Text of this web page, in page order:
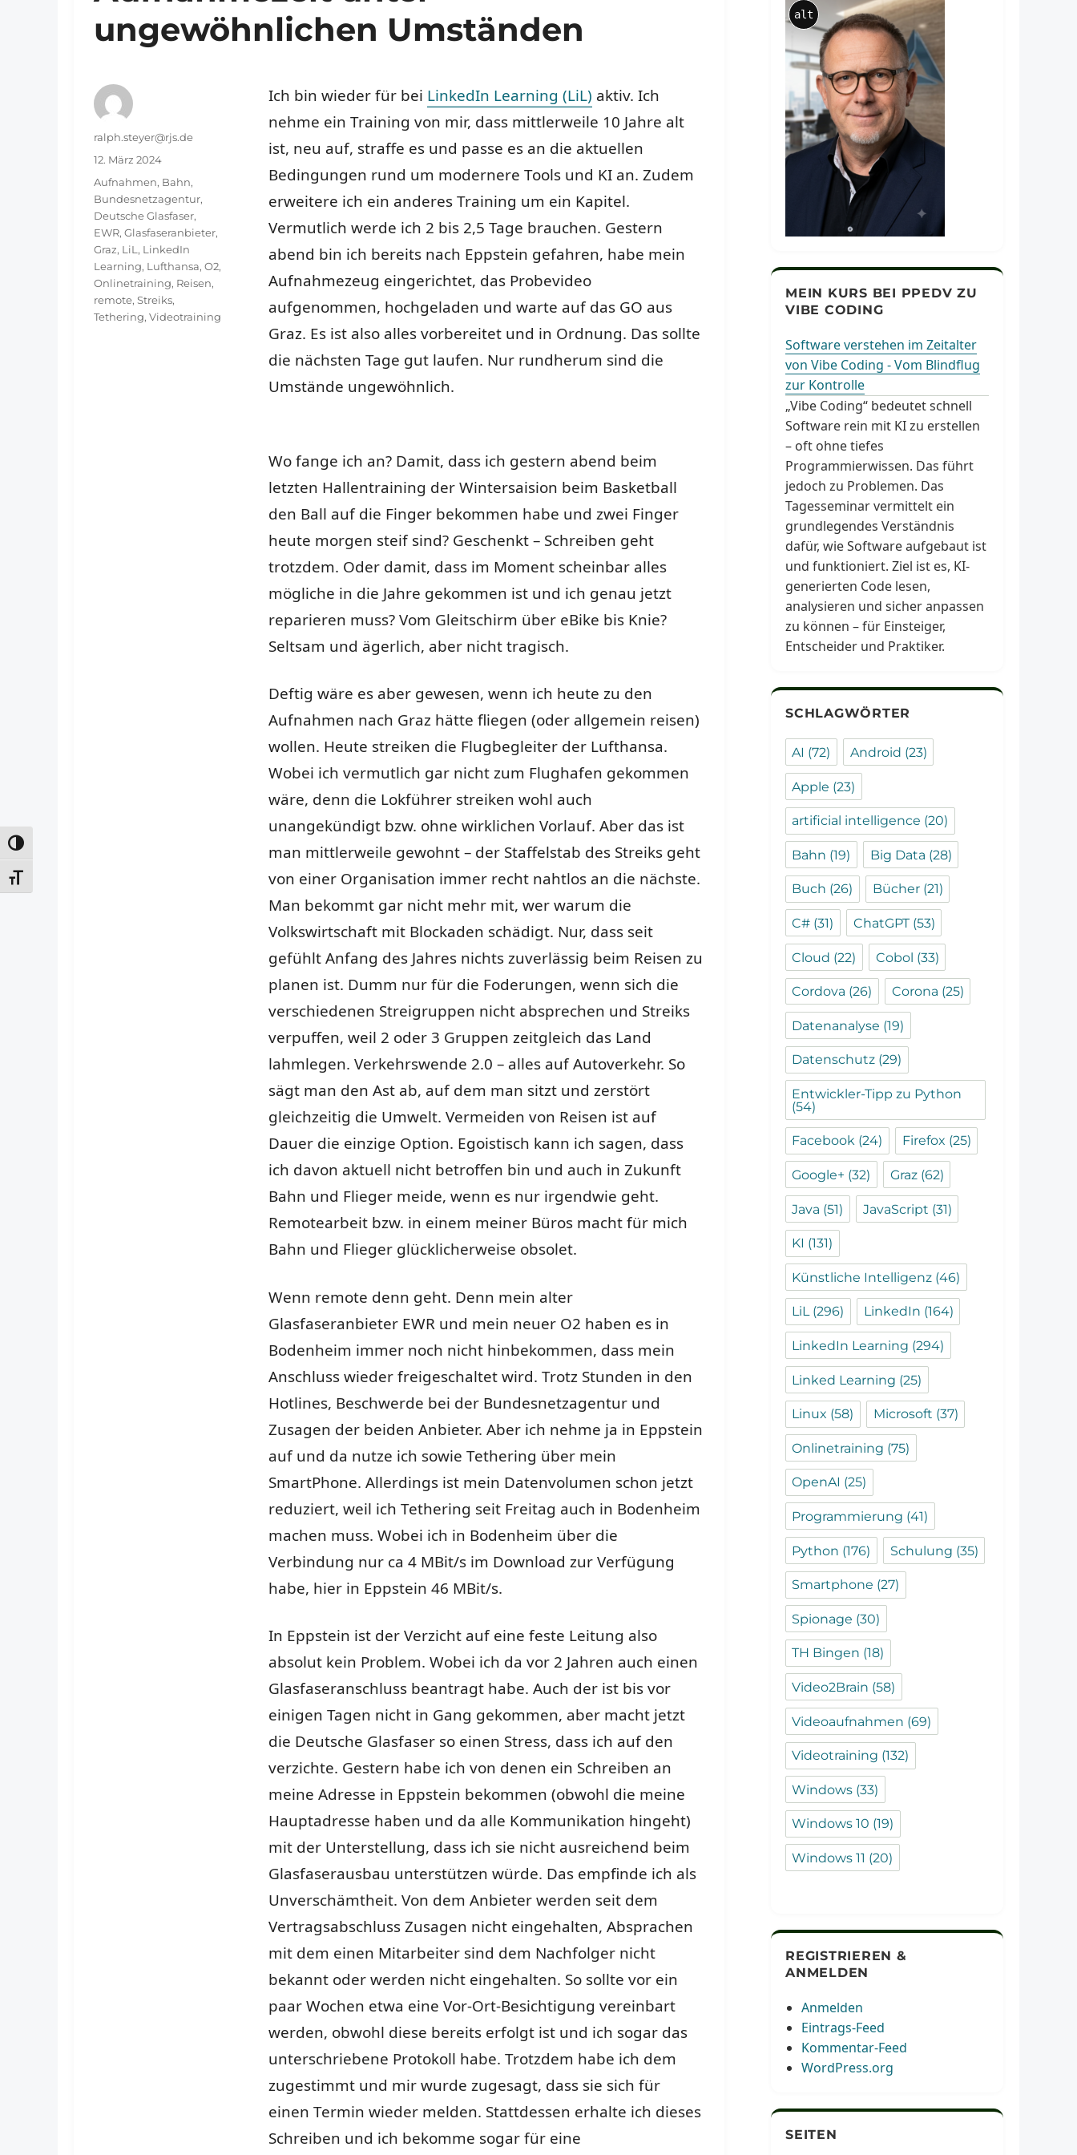
UMSCHALTEN AUF HOHE KONTRASTE
SCHRIFT VERGRÖSSERN
ungewöhnlichen Umständen
Ich bin wieder für bei LinkedIn Learning (LiL) aktiv. Ich
nehme ein Training von mir, dass mittlerweile 10 Jahre alt
ist, neu auf, straffe es und passe es an die aktuellen
Bedingungen rund um modernere Tools und KI an. Zudem
erweitere ich ein anderes Training um ein Kapitel.
Vermutlich werde ich 2 bis 2,5 Tage brauchen. Gestern
abend bin ich bereits nach Eppstein gefahren, habe mein
Aufnahmezeug eingerichtet, das Probevideo
aufgenommen, hochgeladen und warte auf das GO aus
Graz. Es ist also alles vorbereitet und in Ordnung. Das sollte
die nächsten Tage gut laufen. Nur rundherum sind die
Umstände ungewöhnlich.
Wo fange ich an? Damit, dass ich gestern abend beim
letzten Hallentraining der Wintersaision beim Basketball
den Ball auf die Finger bekommen habe und zwei Finger
heute morgen steif sind? Geschenkt – Schreiben geht
trotzdem. Oder damit, dass im Moment scheinbar alles
mögliche in die Jahre gekommen ist und ich genau jetzt
reparieren muss? Vom Gleitschirm über eBike bis Knie?
Seltsam und ägerlich, aber nicht tragisch.
Deftig wäre es aber gewesen, wenn ich heute zu den
Aufnahmen nach Graz hätte fliegen (oder allgemein reisen)
wollen. Heute streiken die Flugbegleiter der Lufthansa.
Wobei ich vermutlich gar nicht zum Flughafen gekommen
wäre, denn die Lokführer streiken wohl auch
unangekündigt bzw. ohne wirklichen Vorlauf. Aber das ist
man mittlerweile gewohnt – der Staffelstab des Streiks geht
von einer Organisation immer recht nahtlos an die nächste.
Man bekommt gar nicht mehr mit, wer warum die
Volkswirtschaft mit Blockaden schädigt. Nur, dass seit
gefühlt Anfang des Jahres nichts zuverlässig beim Reisen zu
planen ist. Dumm nur für die Foderungen, wenn sich die
verschiedenen Streigruppen nicht absprechen und Streiks
verpuffen, weil 2 oder 3 Gruppen zeitgleich das Land
lahmlegen. Verkehrswende 2.0 – alles auf Autoverkehr. So
sägt man den Ast ab, auf dem man sitzt und zerstört
gleichzeitig die Umwelt. Vermeiden von Reisen ist auf
Dauer die einzige Option. Egoistisch kann ich sagen, dass
ich davon aktuell nicht betroffen bin und auch in Zukunft
Bahn und Flieger meide, wenn es nur irgendwie geht.
Remotearbeit bzw. in einem meiner Büros macht für mich
Bahn und Flieger glücklicherweise obsolet.
Wenn remote denn geht. Denn mein alter
Glasfaseranbieter EWR und mein neuer O2 haben es in
Bodenheim immer noch nicht hinbekommen, dass mein
Anschluss wieder freigeschaltet wird. Trotz Stunden in den
Hotlines, Beschwerde bei der Bundesnetzagentur und
Zusagen der beiden Anbieter. Aber ich nehme ja in Eppstein
auf und da nutze ich sowie Tethering über mein
SmartPhone. Allerdings ist mein Datenvolumen schon jetzt
reduziert, weil ich Tethering seit Freitag auch in Bodenheim
machen muss. Wobei ich in Bodenheim über die
Verbindung nur ca 4 MBit/s im Download zur Verfügung
habe, hier in Eppstein 46 MBit/s.
In Eppstein ist der Verzicht auf eine feste Leitung also
absolut kein Problem. Wobei ich da vor 2 Jahren auch einen
Glasfaseranschluss beantragt habe. Auch der ist bis vor
einigen Tagen nicht in Gang gekommen, aber macht jetzt
die Deutsche Glasfaser so einen Stress, dass ich auf den
verzichte. Gestern habe ich von denen ein Schreiben an
meine Adresse in Eppstein bekommen (obwohl die meine
Hauptadresse haben und da alle Kommunikation hingeht)
mit der Unterstellung, dass ich sie nicht ausreichend beim
Glasfaserausbau unterstützen würde. Das empfinde ich als
Unverschämtheit. Von dem Anbieter werden seit dem
Vertragsabschluss Zusagen nicht eingehalten, Absprachen
mit dem einen Mitarbeiter sind dem Nachfolger nicht
bekannt oder werden nicht eingehalten. So sollte vor ein
paar Wochen etwa eine Vor-Ort-Besichtigung vereinbart
werden, obwohl diese bereits erfolgt ist und ich sogar das
unterschriebene Protokoll habe. Trotzdem habe ich dem
zugestimmt und mir wurde zugesagt, dass sie sich für
einen Termin wieder melden. Stattdessen erhalte ich dieses
Schreiben und ich bekomme sogar für eine
Autor
ralph.steyer@rjs.de
Veröffentlicht
am
12. März 2024
Schlagwörter
Aufnahmen, Bahn,
Bundesnetzagentur,
Deutsche Glasfaser,
EWR, Glasfaseranbieter,
Graz, LiL, LinkedIn
Learning, Lufthansa, O2,
Onlinetraining, Reisen,
remote, Streiks,
Tethering, Videotraining
alt
MEIN KURS BEI PPEDV ZU
VIBE CODING
Software verstehen im Zeitalter
von Vibe Coding - Vom Blindflug
zur Kontrolle
„Vibe Coding“ bedeutet schnell
Software rein mit KI zu erstellen
– oft ohne tiefes
Programmierwissen. Das führt
jedoch zu Problemen. Das
Tagesseminar vermittelt ein
grundlegendes Verständnis
dafür, wie Software aufgebaut ist
und funktioniert. Ziel ist es, KI-
generierten Code lesen,
analysieren und sicher anpassen
zu können – für Einsteiger,
Entscheider und Praktiker.
SCHLAGWÖRTER
AI (72) Android (23)
Apple (23)
artificial intelligence (20)
Bahn (19) Big Data (28)
Buch (26) Bücher(21)
C# (31) ChatGPT(53)
Cloud (22) Cobol (33)
Cordova (26) Corona (25)
Datenanalyse (19)
Datenschutz (29)
Entwickler-Tipp zu Python
(54)
Facebook (24) Firefox (25)
Google+ (32) Graz(62)
Java (51) JavaScript (31)
KI (131)
Künstliche Intelligenz (46)
LiL(296) LinkedIn (164)
LinkedIn Learning (294)
Linked Learning (25)
Linux (58) Microsoft (37)
Onlinetraining (75)
OpenAI (25)
Programmierung (41)
Python (176) Schulung (35)
Smartphone (27)
Spionage (30)
TH Bingen (18)
Video2Brain (58)
Videoaufnahmen (69)
Videotraining (132)
Windows (33)
Windows 10 (19)
Windows 11 (20)
REGISTRIEREN &
ANMELDEN
Anmelden
Eintrags-Feed
Kommentar-Feed
WordPress.org
SEITEN